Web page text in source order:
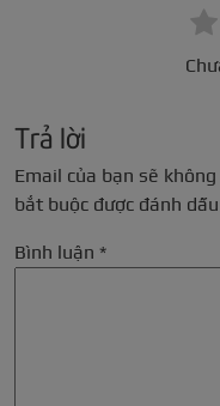
Trả lời
Email của bạn sẽ
bắt buộc được đánh dấu
Bình luận *